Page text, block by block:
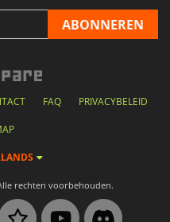
FAQ PRIVACYBELEID
Alle rechten voorbehouden.